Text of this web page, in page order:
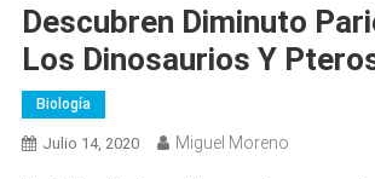
Descubren Diminuto
Los Dinosaurios Y
Biología
Julio 14, 2020 Miguel Moreno